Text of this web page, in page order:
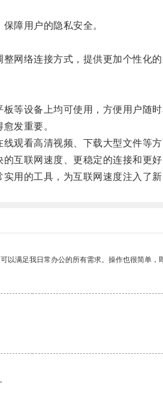
障用户的隐私安全。
络连接方式，提供更加个性化的
设备上均可使用，方便用户随时
发重要。
看高清视频、下载大型文件等方
联网速度、更稳定的连接和更好
的工具，为互联网速度注入了新
满足我日常办公的所有需求。操作也很简单，